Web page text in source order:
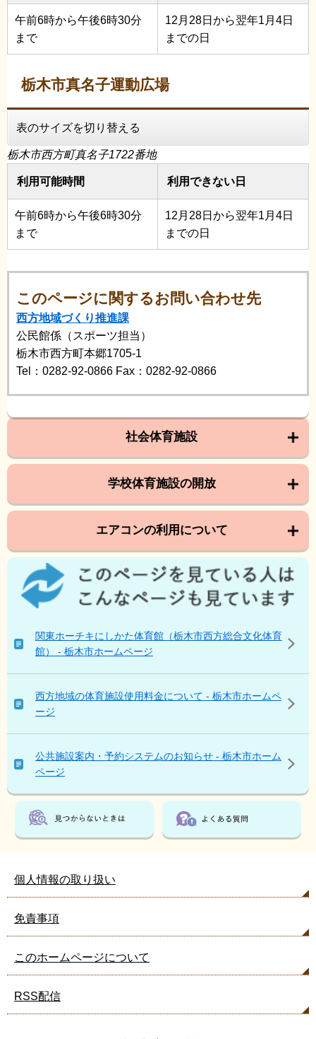
午前6時から午後6時30分
まで
12月28日から翌年1月4日
までの日
栃木市真名子運動広場
表のサイズを切り替える
栃木市西方町真名子1722番地
利用可能時間 利用できない日
午前6時から午後6時30分
まで
12月28日から翌年1月4日
までの日
このページに関するお問い合わせ先
西方地域づくり推進課
公民館係（スポーツ担当）
栃木市西方町本郷1705-1
Tel：0282-92-0866 Fax：0282-92-0866
社会体育施設
学校体育施設の開放
エアコンの利用について
こ
を
て
る
は
ん
ペ
ジ
て
す
関東ホーチキにしかた体育館（栃木市西方総合文化体育
館） - 栃木市ホームページ
西方地域の体育施設使用料金について - 栃木市ホームペ
ージ
公共施設案内・予約システムのお知らせ - 栃木市ホーム
ページ
個人情報の取り扱い
免責事項
このホームページについて
RSS配信